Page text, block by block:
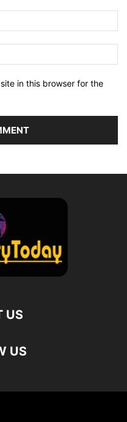
in this browser for the
US
US